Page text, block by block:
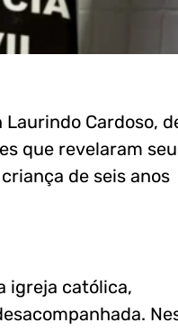
Cardoso,
que revelaram seu
de seis anos
igreja católica,